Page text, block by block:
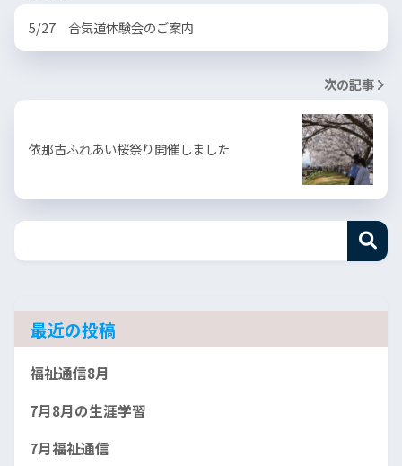
5/27 合気道体験会のご案内
次の記事
依那古ふれあい桜祭り開催しました
最近の投稿
福祉通信8月
7月8月の生涯学習
7月福祉通信